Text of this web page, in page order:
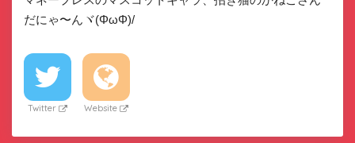
だにゃ〜んヾ(ΦωΦ)/
Twitter Website